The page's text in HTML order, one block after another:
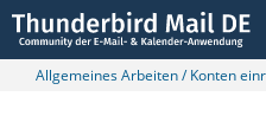
Allgemeines Arbeiten / Konten